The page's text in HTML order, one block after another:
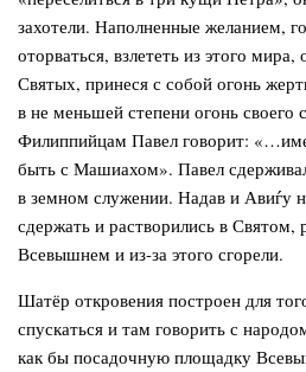
захотели. Наполненные желанием,
оторваться, взлететь из этого
Святых, принеся с собой огонь
в не меньшей степени огонь своего
Филиппийцам Павел говорит:
быть с Машиахом». Павел
в земном служении. Надав и Авиѓу
сдержать и растворились в Святом,
Всевышнем и из-за этого сгорели.
Шатёр откровения построен для
спускаться и там говорить с
как бы посадочную площадку